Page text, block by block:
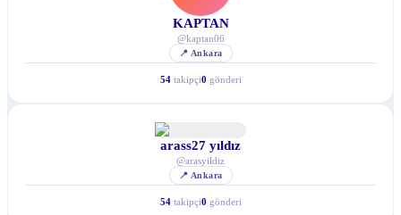
KAPTAN
@kaptan06
📍 Ankara
54 takipçi0 gönderi
arass27 yıldız
@arasyildiz
📍 Ankara
54 takipçi0 gönderi